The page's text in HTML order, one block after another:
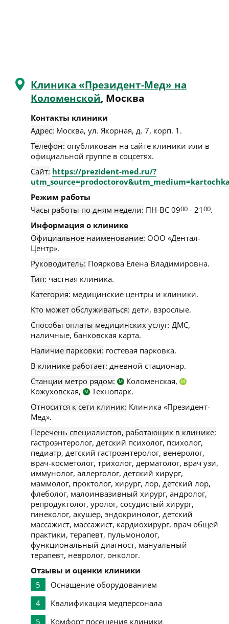
Клиника «Президент-Мед» на
Коломенской, Москва
Контакты клиники
Адрес: Москва, ул. Якорная, д. 7, корп. 1 .
Телефон: опубликован на сайте клиники или в
официальной группе в соцсетях.
Сайт: https://prezident-med.ru/?
Режим работы
Часы работы по дням недели: ПН-ВС 0900 - 2100.
Информация о клинике
Официальное наименование: OOO «Дентал-
Центр».
Руководитель: Пояркова Елена Владимировна.
Тип: частная клиника.
Категория: медицинские центры и клиники.
Кто может обслуживаться: дети, взрослые.
Способы оплаты медицинских услуг: ДМС,
наличные, банковская карта.
Наличие парковки: гостевая парковка.
В клинике работает: дневной стационар.
Станции метро рядом:
М Коломенская, М
Кожуховская, М Технопарк.
Относится к сети клиник: Клиника «Президент-
Мед».
Перечень специалистов, работающих в клинике:
гастроэнтеролог, детский психолог, психолог,
педиатр, детский гастроэнтеролог, венеролог,
врач-косметолог, трихолог, дерматолог, врач узи,
иммунолог, аллерголог, детский хирург,
маммолог, проктолог, хирург, лор, детский лор,
флеболог, малоинвазивный хирург, андролог,
репродуктолог, уролог, сосудистый хирург,
гинеколог, акушер, эндокринолог, детский
массажист, массажист, кардиохирург, врач общей
практики, терапевт, пульмонолог,
функциональный диагност, мануальный
терапевт, невролог, онколог.
Отзывы и оценки клиники
5
Оснащение оборудованием
4
Квалификация медперсонала
5
Комфорт посещения клиники